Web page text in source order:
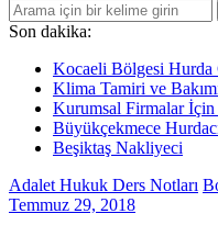
Son dakika:
Kocaeli Bölgesi
Klima Tamiri ve
Kurumsal Firmalar
Büyükçekmece
Beşiktaş Nakliyeci
Adalet Hukuk Ders Notları
Temmuz 29, 2018